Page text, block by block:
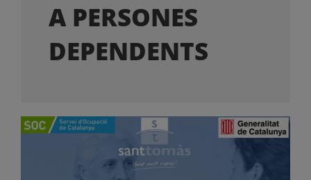
A PERSONES
DEPENDENTS